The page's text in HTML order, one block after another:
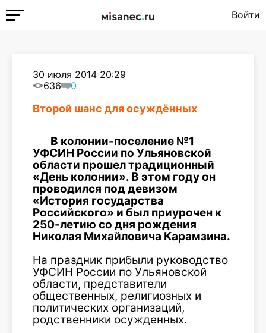
Войти
30 июля 2014 20:29
636
0
Второй шанс для осуждённых
В колонии-поселение №1
УФСИН России по Ульяновской
области прошел традиционный
«День колонии». В этом году он
проводился под девизом
«История государства
Российского» и был приурочен к
250-летию со дня рождения
Николая Михайловича Карамзина.
На праздник прибыли руководство
УФСИН России по Ульяновской
области, представители
общественных, религиозных и
политических организаций,
родственники осужденных.